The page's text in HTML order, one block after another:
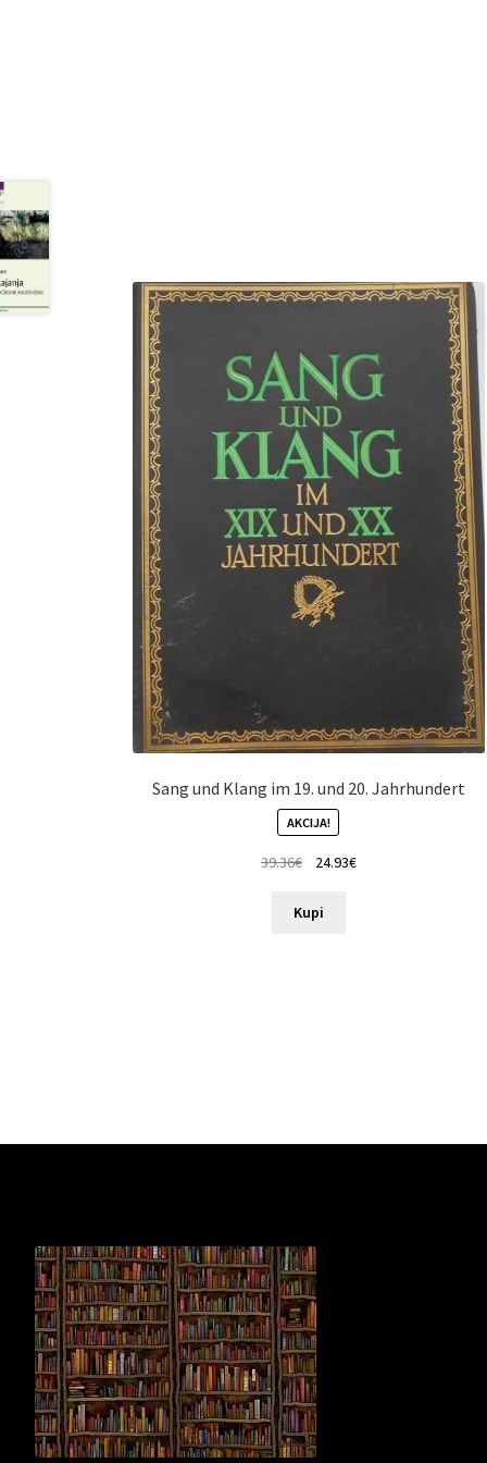
Sang und Klang im 19. und 20. Jahrhundert
AKCIJA!
39.36€ 24.93€
Kupi